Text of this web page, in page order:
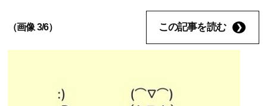
（画像 3/6） この記事を読む